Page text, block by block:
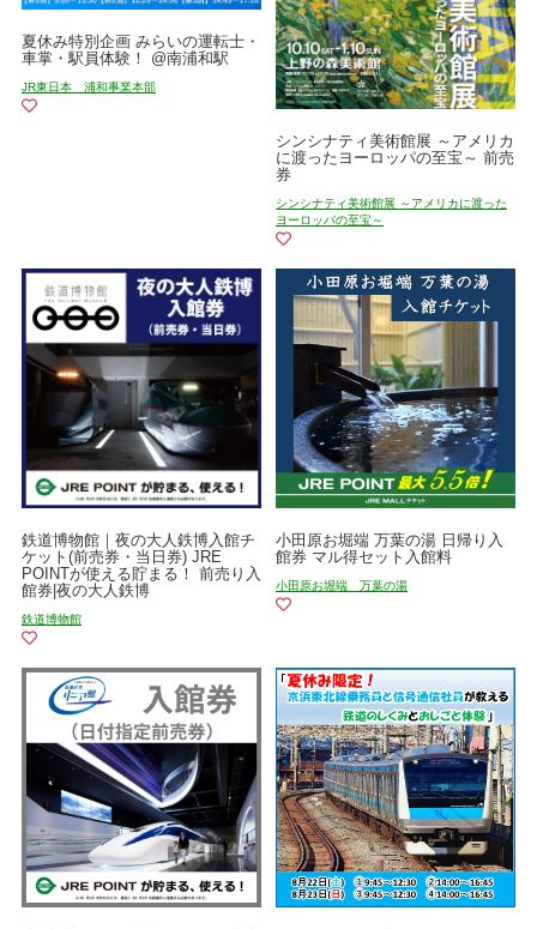
夏休み特別企画 みらいの運転士・
車掌・駅員体験！ @南浦和駅
JR東日本 浦和事業本部
シンシナティ美術館展 ～アメリカ
に渡ったヨーロッパの至宝～ 前売
券
シンシナティ美術館展 ～アメリカに渡った
ヨーロッパの至宝～
鉄道博物館｜夜の大人鉄博入館チ
ケット(前売券・当日券) JRE
POINTが使える貯まる！ 前売り入
館券|夜の大人鉄博
鉄道博物館
小田原お堀端 万葉の湯 日帰り入
館券 マル得セット入館料
小田原お堀端 万葉の湯